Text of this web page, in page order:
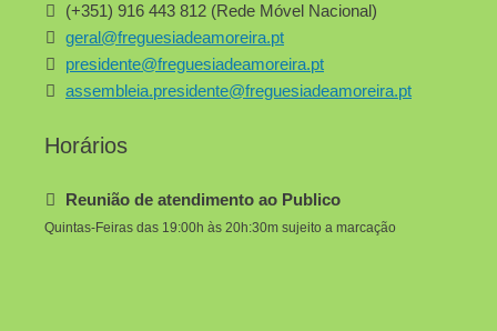
(+351) 916 443 812 (Rede Móvel Nacional)
geral@freguesiadeamoreira.pt
presidente@freguesiadeamoreira.pt
assembleia.presidente@freguesiadeamoreira.pt
Horários
Reunião de atendimento ao Publico
Quintas-Feiras das 19:00h às 20h:30m sujeito a marcação